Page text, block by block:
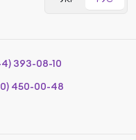
393-08-10
450-00-48